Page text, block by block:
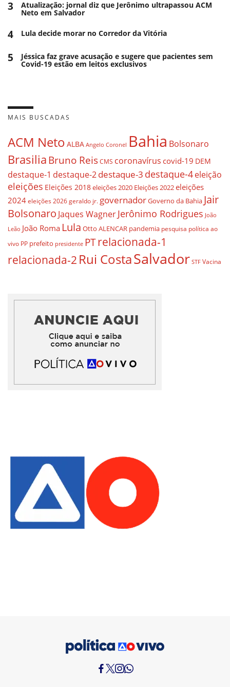
3 Atualização: jornal diz que Jerônimo ultrapassou ACM
Neto em Salvador
4 Lula decide morar no Corredor da Vitória
5 Jéssica faz grave acusação e sugere que pacientes sem
Covid-19 estão em leitos exclusivos
MAIS BUSCADAS
ACM Neto ALBA Angelo Coronel Bahia Bolsonaro
BrasiliaBruno ReisCMS coronavírus covid-19 DEM
destaque-1 destaque-2destaque-3 destaque-4eleição
eleições Eleições 2018eleições 2020 Eleições 2022eleições
2024 eleições 2026 geraldo jr. governadorGoverno da Bahia Jair
Bolsonaro Jaques WagnerJerônimo Rodrigues João
Leão João Roma Lula Otto ALENCAR pandemia pesquisa política ao
vivo PP prefeito presidente PTrelacionada-1
relacionada-2 Rui CostaSalvador STF Vacina